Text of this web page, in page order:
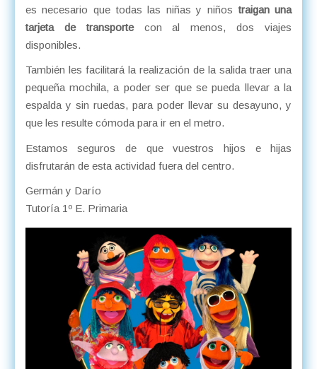
es necesario que todas las niñas y niñostraigan una
tarjeta de transportecon al menos, dos viajes
disponibles.
También les facilitará la realización de la salida traer una
pequeña mochila, a poder ser que se pueda llevar a la
espalda y sin ruedas, para poder llevar su desayuno, y
que les resulte cómoda para ir en el metro.
Estamos seguros de que vuestros hijos e hijas
disfrutarán de esta actividad fuera del centro.
Germán y Darío
Tutoría 1º E. Primaria